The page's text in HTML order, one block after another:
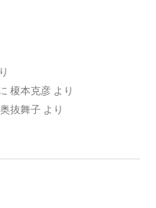
榎本克彦 より
奥抜舞子 より